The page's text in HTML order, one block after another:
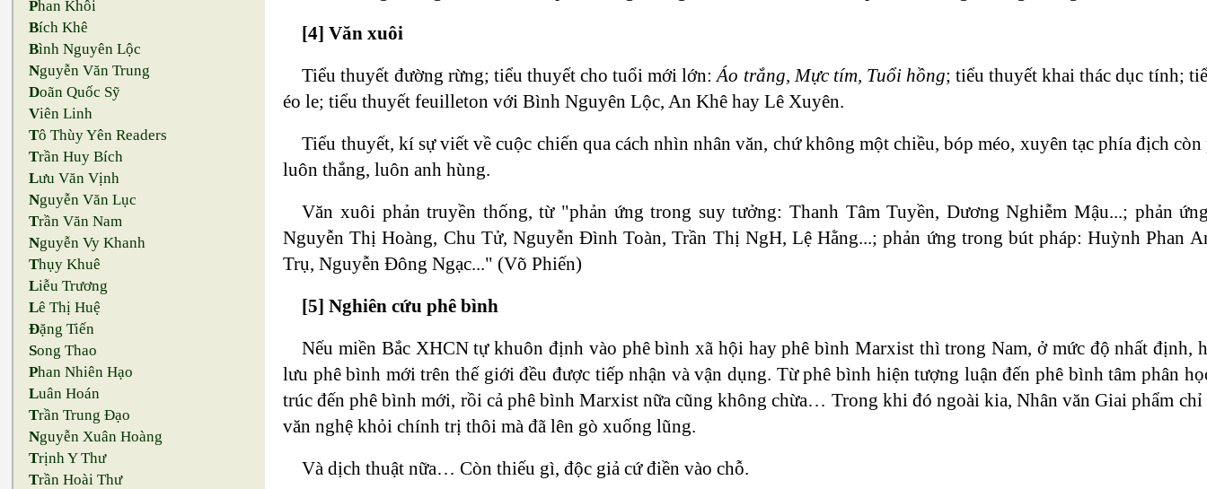
Phan Khôi
Bích Khê
Bình Nguyên Lộc
Nguyễn Văn Trung
Doãn Quốc Sỹ
Viên Linh
Tô Thùy Yên Readers
Trần Huy Bích
Lưu Văn Vịnh
Nguyễn Văn Lục
Trần Văn Nam
Nguyễn Vy Khanh
Thụy Khuê
Liễu Trương
Lê Thị Huệ
Đặng Tiến
Song Thao
Phan Nhiên Hạo
Luân Hoán
Trần Trung Đạo
Nguyễn Xuân Hoàng
Trịnh Y Thư
Trần Hoài Thư
[4] Văn xuôi
Tiểu thuyết đường rừng; tiểu thuyết cho tuổi mới lớn:Áo trắng, Mực tím, Tuổi hồng; tiểu thuyết khai thác dục tính;
éo le; tiểu thuyết feuilleton với Bình Nguyên Lộc, An Khê hay Lê Xuyên.
Tiểu thuyết, kí sự viết về cuộc chiến qua cách nhìn nhân văn, chứ không một chiều, bóp méo, xuyên tạc phía địch
luôn thắng, luôn anh hùng.
Văn xuôi phản truyền thống, từ "phản ứng trong suy tưởng: Thanh Tâm Tuyền, Dương Nghiễm Mậu...; phản
Nguyễn Thị Hoàng, Chu Tử, Nguyễn Đình Toàn, Trần Thị NgH, Lệ Hằng...; phản ứng trong bút pháp: Huỳnh Phan
Trụ, Nguyễn Đông Ngạc..." (Võ Phiến)
[5] Nghiên cứu phê bình
Nếu miền Bắc XHCN tự khuôn định vào phê bình xã hội hay phê bình Marxist thì trong Nam, ở mức độ nhất định,
lưu phê bình mới trên thế giới đều được tiếp nhận và vận dụng. Từ phê bình hiện tượng luận đến phê bình tâm phân
trúc đến phê bình mới, rồi cả phê bình Marxist nữa cũng không chừa… Trong khi đó ngoài kia, Nhân văn Giai phẩm
văn nghệ khỏi chính trị thôi mà đã lên gò xuống lũng.
Và dịch thuật nữa… Còn thiếu gì, độc giả cứ điền vào chỗ.